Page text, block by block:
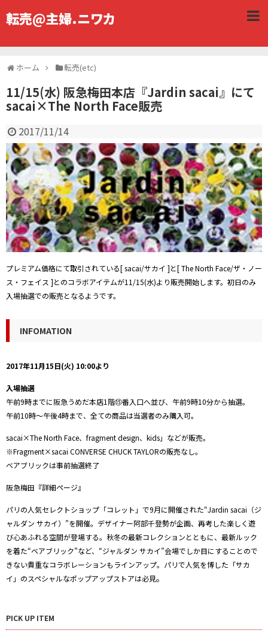
転売@主婦.ニワカ
ホーム 転売(etc)
11/15(水) 阪急梅田本店『Jardin sacai』にて
sacai×The North Face販売
2017/11/14
プレミアム価格にて取引されている[ sacai/サカイ ]と[ The North Face/ザ・ノー
ス・フェイス ]とのコラボアイテムが11/15(水)より販売開始します。 初日のみ
入場抽選での販売となるようです。
INFOMATION
2017年11月15日(火) 10:00より
入場抽選
午前9時までに阪急うめだ本店1階⑮番入口へ並び、午前9時10分から抽選。
午前10時～午後4時まで、全ての商品は当選者のみ購入可。
sacai×The North Face、fragment design、kids」などが販売。
※Fragment×sacai CONVERSE CHUCK TAYLORの販売なし。
ベアブリックは事前抽選終了
阪急梅田『詳細ページ』
パリの人気セレクトショップ「コレット」で9月に開催された“Jardin sacai（ジ
ャルダン サカイ）”を開催。デザイナー阿部千登勢が企画、再考した楽しく遊
び心あふれる空間が登場する。秋冬の最新コレクションとともに、最新ルック
を着た“ベアブリック”など、“ジャルダン サカイ”会場でしか目にすることので
きない貴重なコラボレーションもラインアップ。パリで人気を博した「サカ
イ」のスペシャルなポップアップストアは必見。
PICK UP ITEM